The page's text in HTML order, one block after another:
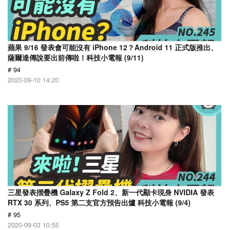
蘋果 9/16 發表會可能沒有 iPhone 12？Android 11 正式版推出、
薩爾達傳說要出前傳啦！科技小電報 (9/11)
# 94
2020-09-10 14:20
三星發表摺疊機 Galaxy Z Fold 2、新一代顯卡現身 NVIDIA 發表
RTX 30 系列、PS5 第二支官方預告出爐 科技小電報 (9/4)
# 95
2020-09-03 10:55